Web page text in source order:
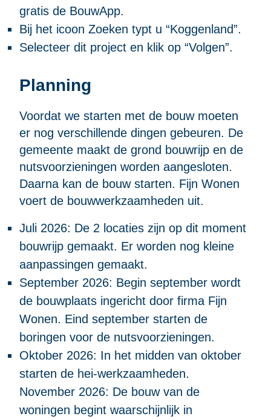
gratis de BouwApp.
Bij het icoon Zoeken typt u “Koggenland”.
Selecteer dit project en klik op “Volgen”.
Planning
Voordat we starten met de bouw moeten
er nog verschillende dingen gebeuren. De
gemeente maakt de grond bouwrijp en de
nutsvoorzieningen worden aangesloten.
Daarna kan de bouw starten. Fijn Wonen
voert de bouwwerkzaamheden uit.
Juli 2026: De 2 locaties zijn op dit moment
bouwrijp gemaakt. Er worden nog kleine
aanpassingen gemaakt.
September 2026: Begin september wordt
de bouwplaats ingericht door firma Fijn
Wonen. Eind september starten de
boringen voor de nutsvoorzieningen.
Oktober 2026: In het midden van oktober
starten de hei-werkzaamheden.
November 2026: De bouw van de
woningen begint waarschijnlijk in